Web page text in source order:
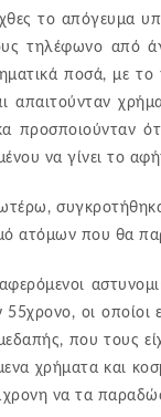
το απόγευμα
τηλέφωνο από
ποσά, με
απαιτούνταν
προσποιούνταν
να γίνει το
ατόμων που θα
οι οποίοι
που τους
χρήματα και
να τα